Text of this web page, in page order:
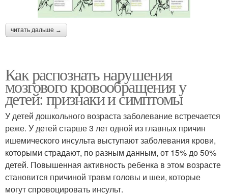
читать дальше →
Как распознать нарушения
мозгового кровообращения у
детей: признаки и симптомы
У детей дошкольного возраста заболевание встречается
реже. У детей старше 3 лет одной из главных причин
ишемического инсульта выступают заболевания крови,
которыми страдают, по разным данным, от 15% до 50%
детей. Повышенная активность ребенка в этом возрасте
становится причиной травм головы и шеи, которые
могут спровоцировать инсульт.